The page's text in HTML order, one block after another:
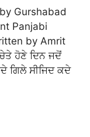
Gurshabad
Panjabi
by Amrit
ਹੋਣੇ ਦਿਨ ਜਦੋਂ
ਗਿਲੇ ਸੀਜਿਦ ਕਦੇ